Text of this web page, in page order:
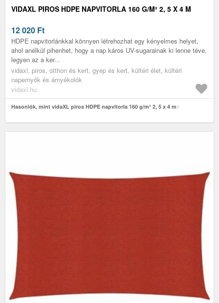
VIDAXL PIROS HDPE NAPVITORLA 160 G/M² 2, 5 X 4 M
12 020 Ft
HDPE napvitorlánkkal könnyen létrehozhat egy kényelmes helyet,
ahol anélkül pihenhet, hogy a nap káros UV-sugarainak ki lenne téve,
legyen az a ker...
vidaxl, piros, otthon és kert, gyep és kert, kültéri élet, kültéri
napernyők és árnyékolók
vidaxl.hu
Hasonlók, mint vidaXL piros HDPE napvitorla 160 g/m² 2, 5 x 4 m